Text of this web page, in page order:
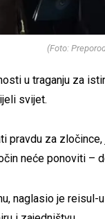
(Foto:
u traganju za
svijet.
za zločince,
neće ponoviti –
naglasio je reisul-